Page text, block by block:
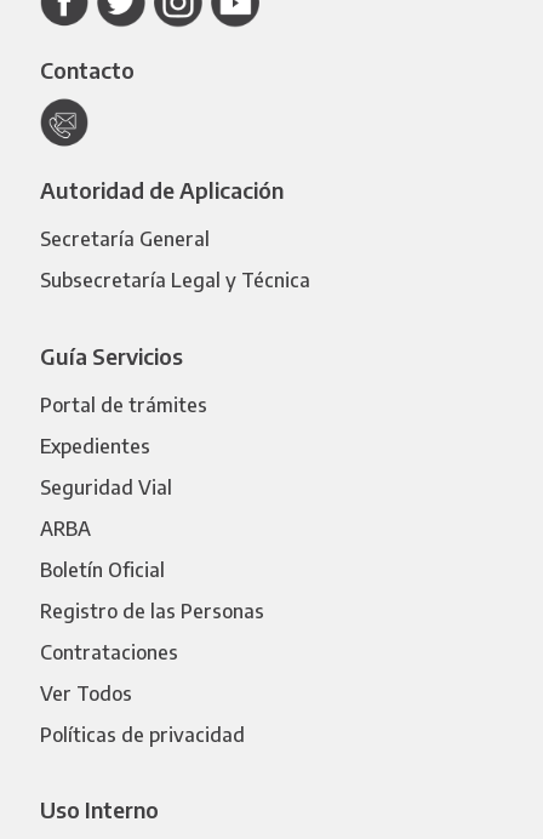
Contacto
Autoridad de Aplicación
Secretaría General
Subsecretaría Legal y Técnica
Guía Servicios
Portal de trámites
Expedientes
Seguridad Vial
ARBA
Boletín Oficial
Registro de las Personas
Contrataciones
Ver Todos
Políticas de privacidad
Uso Interno